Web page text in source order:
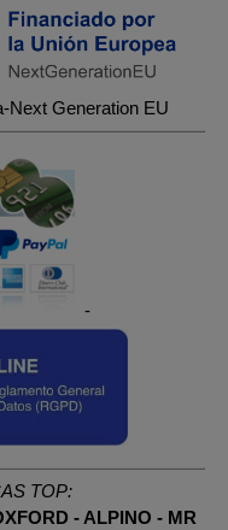
Next Generation EU
-
TOP:
- ALPINO - MR